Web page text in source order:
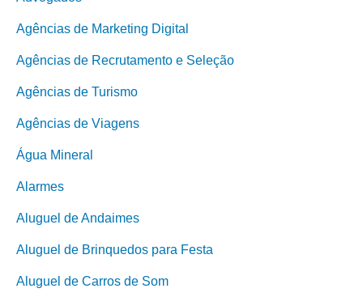
Agências de Marketing Digital
Agências de Recrutamento e Seleção
Agências de Turismo
Agências de Viagens
Água Mineral
Alarmes
Aluguel de Andaimes
Aluguel de Brinquedos para Festa
Aluguel de Carros de Som